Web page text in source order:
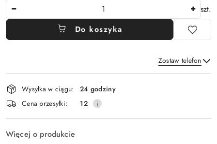
szt.
Do koszyka
Zostaw telefon
Wyślij
Dostępność
i
dostawa
Wysyłka w ciągu:
24 godziny
Cena przesyłki:
12
Więcej o produkcie